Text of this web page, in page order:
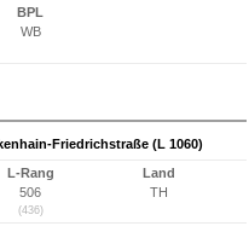
BPL
WB
Friedrichstraße (L 1060)
L-Rang
506
(436)
Land
TH